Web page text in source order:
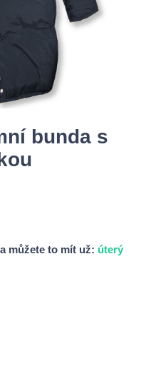
bunda s
můžete to mít už: úterý